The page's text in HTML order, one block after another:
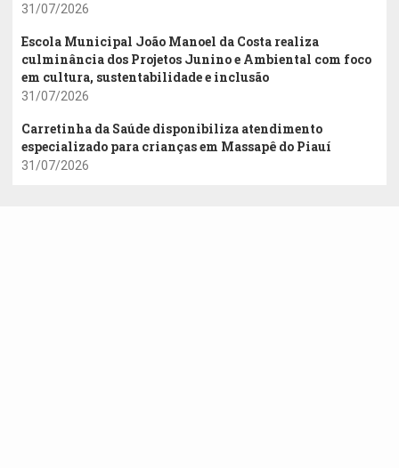
31/07/2026
Escola Municipal João Manoel da Costa realiza
culminância dos Projetos Junino e Ambiental com foco
em cultura, sustentabilidade e inclusão
31/07/2026
Carretinha da Saúde disponibiliza atendimento
especializado para crianças em Massapê do Piauí
31/07/2026